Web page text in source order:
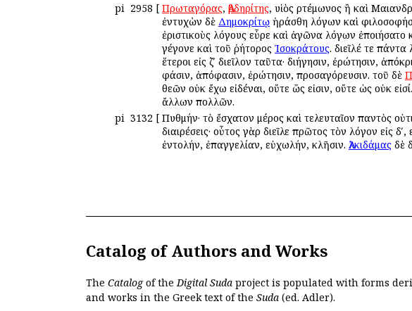
pi 2958 [ Πρωταγόρας, Ἀβδηρίτης, υἱὸς Ἀρτέμωνος ἢ καὶ
ἐντυχὼν δὲ Δημοκρίτῳ ἠράσθη λόγων καὶ
ἐριστικοὺς λόγους εὗρε καὶ ἀγῶνα λόγων ἐποιήσατο
γέγονε καὶ τοῦ ῥήτορος Ἰσοκράτους. διεῖλέ τε
ἕτεροι εἰς ζʹ διεῖλον ταῦτα· διήγησιν, ἐρώτησιν,
φάσιν, ἀπόφασιν, ἐρώτησιν, προσαγόρευσιν. τοῦ δὲ
θεῶν οὐκ ἔχω εἰδέναι, οὔτε ὥς εἰσιν, οὔτε ὡς οὐκ
ἄλλων πολλῶν.
pi 3132 [ Πυθμήν· τὸ ἔσχατον μέρος καὶ τελευταῖον παντὸς
διαιρέσεις· οὗτος γὰρ διεῖλε πρῶτος τὸν λόγον εἰς
ἐντολήν, ἐπαγγελίαν, εὐχωλήν, κλῆσιν. Ἀλκιδάμας δὲ
Catalog of Authors and Works
The Catalogof theDigital Suda project is populated with forms
and works in the Greek text of the Suda (ed. Adler).